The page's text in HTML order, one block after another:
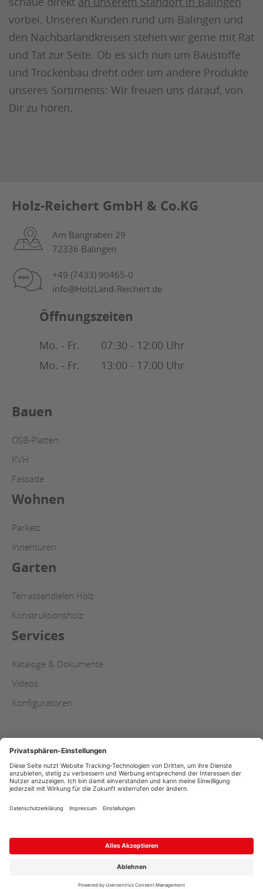
vorbei. Unseren Kunden rund um Balingen und
den Nachbarlandkreisen stehen wir gerne mit Rat
und Tat zur Seite. Ob es sich nun um Baustoffe
und Trockenbau dreht oder um andere Produkte
unseres Sortiments: Wir freuen uns darauf, von
Dir zu hören.
Holz-Reichert GmbH & Co.KG
Am Bangraben 29
72336 Balingen
+49 (7433) 90465-0
info@HolzLand-Reichert.de
Öffnungszeiten
Mo. - Fr.
07:30 - 12:00 Uhr
Mo. - Fr.
13:00 - 17:00 Uhr
Bauen
OSB-Platten
KVH
Fassade
Wohnen
Parkett
Innentüren
Garten
Terrassendielen Holz
Konstruktionsholz
Services
Kataloge & Dokumente
Videos
Konfiguratoren
Impressum
Datenschutz
Copyright
Streitschlichtung